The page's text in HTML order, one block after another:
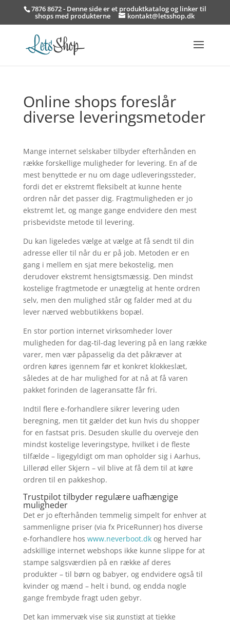
7876 8672 - Denne side er et produktkatalog og linker til
shops med produkterne kontakt@letsshop.dk
Online shops foreslår
diverse leveringsmetoder
Mange internet selskaber tilbyder efterhånden en
række forskellige muligheder for levering. En af de
mest benyttede er nu om dage udleveringssteder,
fordi det er ekstremt fleksibelt at kunne hente
ordren når det passer dig. Fragtmuligheden er jo
ekstremt let, og mange gange endvidere den mest
prisbevidste metode til levering.
Du kan ligeledes vælge at vælge at få sendt til din
adresse eller til når du er på job. Metoden er en
gang i mellem en sjat mere bekostelig, men
derudover ekstremt hensigtsmæssig. Den mindst
kostelige fragtmetode er unægtelig at hente ordren
selv, men den mulighed står og falder med at du
lever nærved webbutikkens bopæl.
En stor portion internet virksomheder lover
muligheden for dag-til-dag levering på en lang række
varer, men vær påpasselig da det påkræver at
ordren køres igennem før et konkret klokkeslæt,
således at de har mulighed for at nå at få varen
pakket forinden de lageransatte får fri.
Indtil flere e-forhandlere sikrer levering uden
beregning, men tit gælder det kun hvis du shopper
for en fastsat pris. Desuden skulle du overveje den
mindst kostelige leveringstype, hvilket i de fleste
tilfælde – ligegyldigt om man opholder sig i Aarhus,
Lillerød eller Skjern – vil blive at få dem til at køre
ordren til en pakkeshop.
Trustpilot tilbyder regulære uafhængige
muligheder
Det er jo efterhånden temmelig simpelt for enhver at
sammenligne priser (via fx PriceRunner) hos diverse
e-forhandlere hos www.neverboot.dkog herved har
adskillige internet webshops ikke kunne slippe for at
stampe salgsværdien på en række af deres
produkter – til børn og babyer, og endvidere også til
kvinder og mænd – helt i bund, og endda nogle
gange frembyde fragt uden gebyr.
Det kan immervæk vise sig gunstigt at tjekke